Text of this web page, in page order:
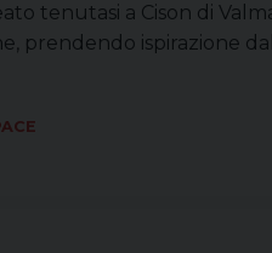
tenutasi a Cison di
prendendo ispirazione